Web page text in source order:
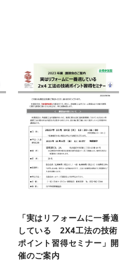
「実はリフォームに一番適
している 2X4工法の技術
ポイント習得セミナー」開
催のご案内